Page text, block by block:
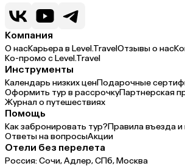
Компания
О насКарьера в Level.TravelОтзывы о нас
Ко-промо с Level.Travel
Инструменты
Календарь низких ценПодарочные
Оформить тур в рассрочкуПартнерская
Журнал о путешествиях
Помощь
Как забронировать тур?Правила въезда и
Ответы на вопросыАкции
Отели без перелета
Россия:Сочи,Адлер,СПб,Москва